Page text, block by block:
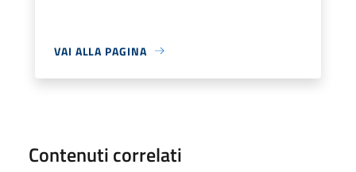
VAI ALLA PAGINA
Contenuti correlati